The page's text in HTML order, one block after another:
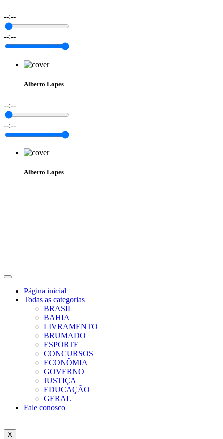
--:--
--:--
Alberto Lopes
--:--
--:--
Alberto Lopes
Página inicial
Todas as categorias
BRASIL
BAHIA
LIVRAMENTO
BRUMADO
ESPORTE
CONCURSOS
ECONÔMIA
GOVERNO
JUSTIÇA
EDUCAÇÃO
GERAL
Fale conosco
X